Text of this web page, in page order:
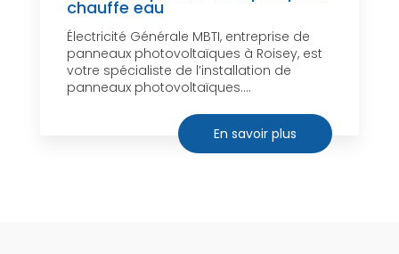
chauffe eau
Électricité Générale MBTI, entreprise de
panneaux photovoltaïques à Roisey, est
votre spécialiste de l’installation de
panneaux photovoltaïques....
En savoir plus